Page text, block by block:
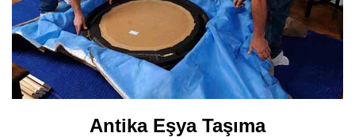
Antika Eşya Taşıma